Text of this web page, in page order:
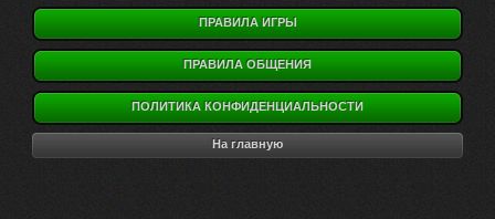
ПРАВИЛА ИГРЫ
ПРАВИЛА ОБЩЕНИЯ
ПОЛИТИКА КОНФИДЕНЦИАЛЬНОСТИ
На главную